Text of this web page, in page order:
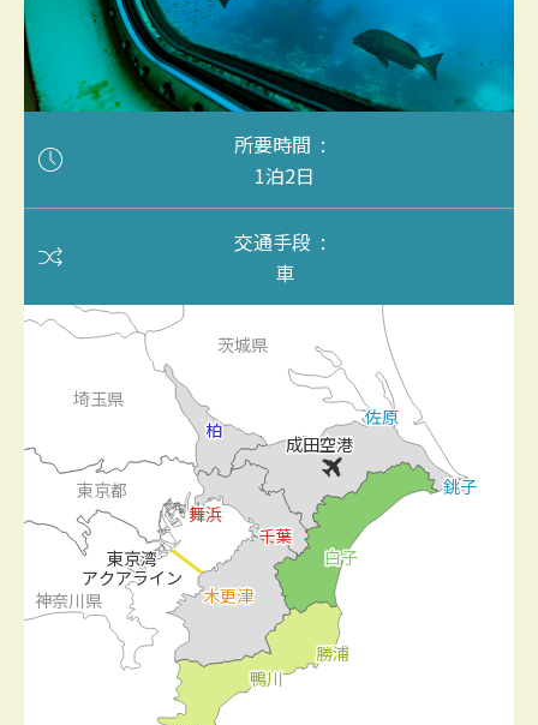
所要時間
1泊2日
交通手段
車